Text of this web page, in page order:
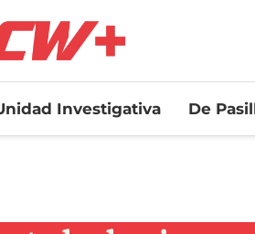
Investigativa De